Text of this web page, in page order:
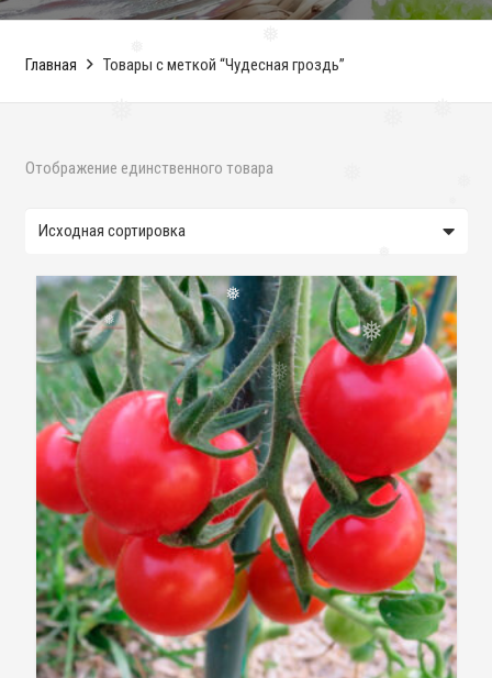
❅
❅
❅
❅
❅
❅
❅
Главная Товары с меткой “Чудесная гроздь”
Отображение единственного товара